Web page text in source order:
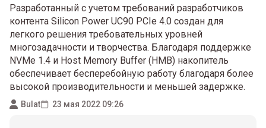
Разработанный с учетом требований разработчиков
контента Silicon Power UC90 PCIe 4.0 создан для
легкого решения требовательных уровней
многозадачности и творчества. Благодаря поддержке
NVMe 1.4 и Host Memory Buffer (HMB) накопитель
обеспечивает бесперебойную работу благодаря более
высокой производительности и меньшей задержке.
Bulat 23 мая 2022 09:26